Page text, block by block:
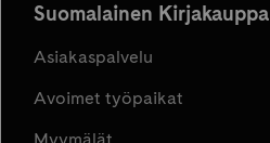
Suomalainen Kirjakauppa
Asiakaspalvelu
Avoimet työpaikat